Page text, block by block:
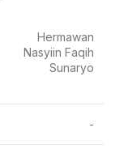
Hermawan
Nasyiin Faqih
Sunaryo
-